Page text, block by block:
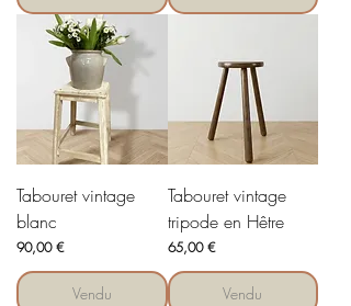
Tabouret vintage
blanc
Prix
90,00 €
Vendu
Tabouret vintage
tripode en Hêtre
Prix
65,00 €
Vendu